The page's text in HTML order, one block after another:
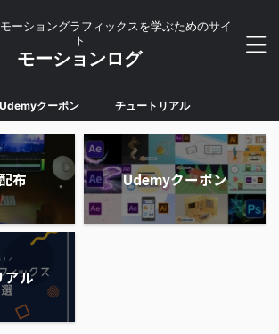
ーショングラフィックスを学ぶためのサイ
ト
モーションログ
Udemyクーポン チュートリアル
布 Udemyクーポン
アル